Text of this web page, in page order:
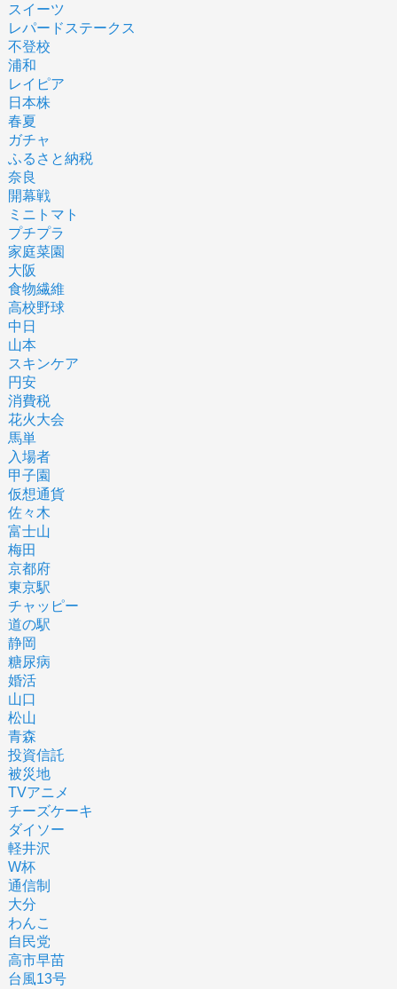
スイーツ
レパードステークス
不登校
浦和
レイピア
日本株
春夏
ガチャ
ふるさと納税
奈良
開幕戦
ミニトマト
プチプラ
家庭菜園
大阪
食物繊維
高校野球
中日
山本
スキンケア
円安
消費税
花火大会
馬単
入場者
甲子園
仮想通貨
佐々木
富士山
梅田
京都府
東京駅
チャッピー
道の駅
静岡
糖尿病
婚活
山口
松山
青森
投資信託
被災地
TVアニメ
チーズケーキ
ダイソー
軽井沢
W杯
通信制
大分
わんこ
自民党
高市早苗
台風13号